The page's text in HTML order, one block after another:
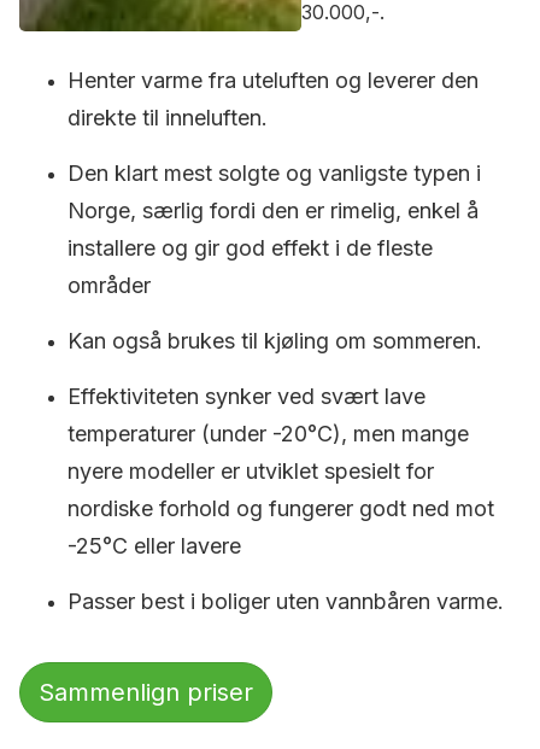
30.000,-.
Henter varme fra uteluften og leverer den
direkte til inneluften.
Den klart mest solgte og vanligste typen i
Norge, særlig fordi den er rimelig, enkel å
installere og gir god effekt i de fleste
områder
Kan også brukes til kjøling om sommeren.
Effektiviteten synker ved svært lave
temperaturer (under -20°C), men mange
nyere modeller er utviklet spesielt for
nordiske forhold og fungerer godt ned mot
-25°C eller lavere
Passer best i boliger uten vannbåren varme.
Sammenlign priser